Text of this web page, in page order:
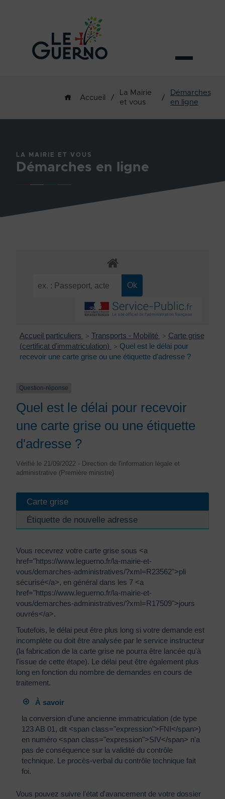
Accueil /
La Mairie
et vous
/
Démarches
en ligne
LA MAIRIE ET VOUS
Démarches en ligne
Accueil particuliers > Transports - Mobilité > Carte grise
(certificat d'immatriculation)
> Quel est le délai pour
recevoir une carte grise ou une étiquette d'adresse ?
Question-réponse
Quel est le délai pour recevoir
une carte grise ou une étiquette
d'adresse ?
Vérifié le 21/09/2022 - Direction de l'information légale et
administrative (Première ministre)
Carte grise
Étiquette de nouvelle adresse
Vous recevrez votre carte grise sous <a
href="https://www.leguerno.fr/la-mairie-et-
vous/demarches-administratives/?xml=R23562">pli
sécurisé</a>, en général dans les 7 <a
href="https://www.leguerno.fr/la-mairie-et-
vous/demarches-administratives/?xml=R17509">jours
ouvrés</a>.
Toutefois, le délai peut être plus long si votre demande est
incomplète ou doit être analysée par le service instructeur
(la fabrication de la carte grise ne pourra être lancée qu'à
l'issue de cette étape). Le délai peut être également plus
long en fonction du nombre de demandes en cours de
traitement.
À savoir
la conversion d'une ancienne immatriculation (de type
123 AB 01, dit <span class="expression">FNI</span>)
en numéro <span class="expression">SIV</span> n'a
pas de conséquence sur la validité du contrôle
technique. Le procès-verbal du contrôle technique fait
foi.
Vous pouvez suivre l'état d'avancement de votre dossier